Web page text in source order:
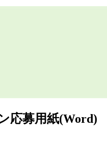
応募用紙(Word)